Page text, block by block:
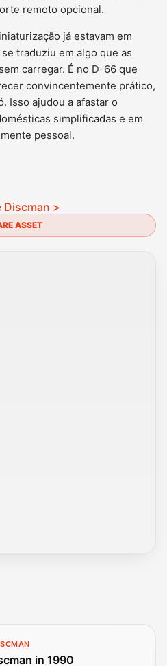
remoto opcional.
já estavam em
traduziu em algo que as
carregar. É no D-66 que
convincentemente prático,
Isso ajudou a afastar o
simplificadas e em
pessoal.
Discman >
ASSET
in 1990